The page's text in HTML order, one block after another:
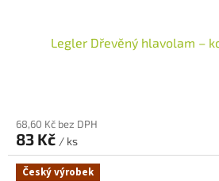
Legler Dřevěný hlavolam –
68,60 Kč bez DPH
83 Kč / ks
Český výrobek